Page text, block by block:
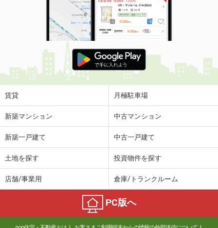
賃貸 月極駐車場
新築マンション 中古マンション
新築一戸建て 中古一戸建て
土地を探す 投資物件を探す
店舗/事業用 倉庫/トランクルーム
PC版へ